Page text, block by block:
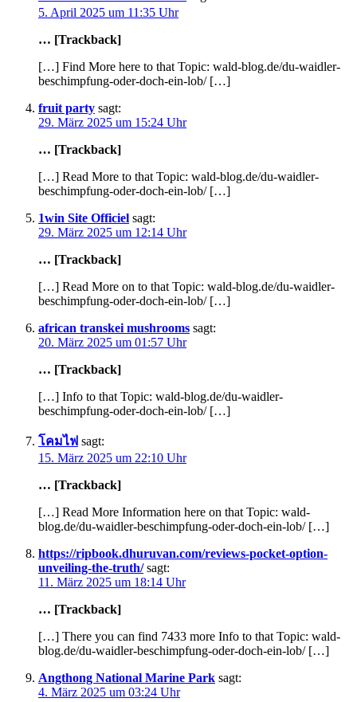
5. April 2025 um 11:35 Uhr
… [Trackback]
[…] Find More here to that Topic: wald-blog.de/du-waidler-
beschimpfung-oder-doch-ein-lob/ […]
fruit party sagt:
29. März 2025 um 15:24 Uhr
… [Trackback]
[…] Read More to that Topic: wald-blog.de/du-waidler-
beschimpfung-oder-doch-ein-lob/ […]
1win Site Officiel sagt:
29. März 2025 um 12:14 Uhr
… [Trackback]
[…] Read More on to that Topic: wald-blog.de/du-waidler-
beschimpfung-oder-doch-ein-lob/ […]
african transkei mushrooms sagt:
20. März 2025 um 01:57 Uhr
… [Trackback]
[…] Info to that Topic: wald-blog.de/du-waidler-
beschimpfung-oder-doch-ein-lob/ […]
โคมไฟ sagt:
15. März 2025 um 22:10 Uhr
… [Trackback]
[…] Read More Information here on that Topic: wald-
blog.de/du-waidler-beschimpfung-oder-doch-ein-lob/ […]
https://ripbook.dhuruvan.com/reviews-pocket-option-
unveiling-the-truth/ sagt:
11. März 2025 um 18:14 Uhr
… [Trackback]
[…] There you can find 7433 more Info to that Topic: wald-
blog.de/du-waidler-beschimpfung-oder-doch-ein-lob/ […]
Angthong National Marine Park sagt:
4. März 2025 um 03:24 Uhr